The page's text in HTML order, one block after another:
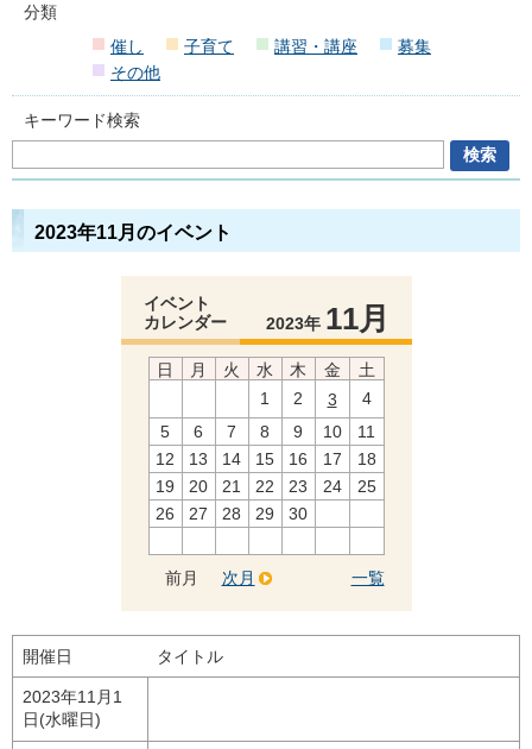
分類
催し
子育て 講習・講座
募集
その他
キーワード検索
2023年11月のイベント
イベント
カレンダー
2023年 11月
日 月 火 水 木 金
土
1
2 3
4
5
6 7 8 9 10
11
12
13 14 15 16 17
18
19
20 21 22 23 24
25
26
27 28 29 30
前月 一覧
次月
開催日 タイトル
2023年11月1
日(水曜日)